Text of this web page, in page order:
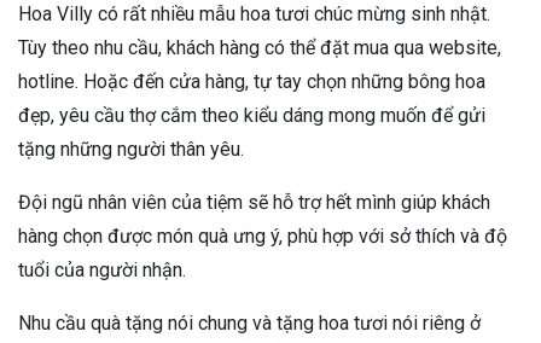
Hoa Villy có rất nhiều mẫu hoa tươi chúc mừng sinh nhật.
Tùy theo nhu cầu, khách hàng có thể đặt mua qua website,
hotline. Hoặc đến cửa hàng, tự tay chọn những bông hoa
đẹp, yêu cầu thợ cắm theo kiểu dáng mong muốn để gửi
tặng những người thân yêu.
Đội ngũ nhân viên của tiệm sẽ hỗ trợ hết mình giúp khách
hàng chọn được món quà ưng ý, phù hợp với sở thích và độ
tuổi của người nhận.
Nhu cầu quà tặng nói chung và tặng hoa tươi nói riêng ở